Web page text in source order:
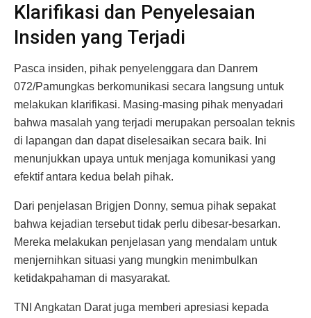
Klarifikasi dan Penyelesaian
Insiden yang Terjadi
Pasca insiden, pihak penyelenggara dan Danrem
072/Pamungkas berkomunikasi secara langsung untuk
melakukan klarifikasi. Masing-masing pihak menyadari
bahwa masalah yang terjadi merupakan persoalan teknis
di lapangan dan dapat diselesaikan secara baik. Ini
menunjukkan upaya untuk menjaga komunikasi yang
efektif antara kedua belah pihak.
Dari penjelasan Brigjen Donny, semua pihak sepakat
bahwa kejadian tersebut tidak perlu dibesar-besarkan.
Mereka melakukan penjelasan yang mendalam untuk
menjernihkan situasi yang mungkin menimbulkan
ketidakpahaman di masyarakat.
TNI Angkatan Darat juga memberi apresiasi kepada